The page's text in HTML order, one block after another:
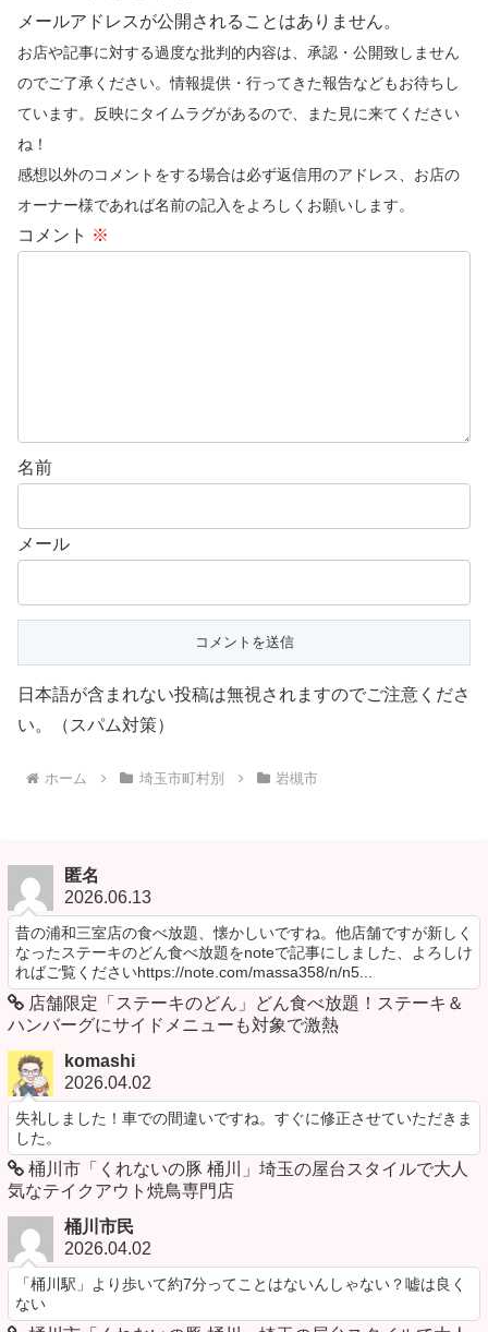
メールアドレスが公開されることはありません。
お店や記事に対する過度な批判的内容は、承認・公開致しません
のでご了承ください。情報提供・行ってきた報告などもお待ちし
ています。反映にタイムラグがあるので、また見に来てください
ね！
感想以外のコメントをする場合は必ず返信用のアドレス、お店の
オーナー様であれば名前の記入をよろしくお願いします。
コメント ※
名前
メール
日本語が含まれない投稿は無視されますのでご注意くださ
い。（スパム対策）
ホーム 埼玉市町村別 岩槻市
匿名
2026.06.13
昔の浦和三室店の食べ放題、懐かしいですね。他店舗ですが新しく
なったステーキのどん食べ放題をnoteで記事にしました、よろしけ
ればご覧くださいhttps://note.com/massa358/n/n5...
店舗限定「ステーキのどん」どん食べ放題！ステーキ＆
ハンバーグにサイドメニューも対象で激熱
komashi
2026.04.02
失礼しました！車での間違いですね。すぐに修正させていただきま
した。
桶川市「くれないの豚 桶川」埼玉の屋台スタイルで大人
気なテイクアウト焼鳥専門店
桶川市民
2026.04.02
「桶川駅」より歩いて約7分ってことはないんしゃない？嘘は良く
ない